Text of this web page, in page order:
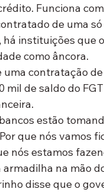
Funciona
de uma
há instituições que
como âncora.
contratação
de saldo do
estão
que nós
nós estamos
na mão
disse que o